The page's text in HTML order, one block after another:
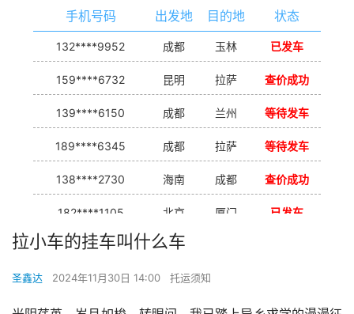
手机号码
出发地 目的地 状态
132****9952 成都 玉林 已发车
159****6732 昆明 拉萨 查价成功
139****6150 成都 兰州 等待发车
189****6345 成都 拉萨 等待发车
138****2730 海南 成都 查价成功
182****1105 北京 厦门 已发车
138****7926 重庆
139****9233 海口
拉小车的挂车叫什么车
圣鑫达 2024年11月30日 14:00 托运须知